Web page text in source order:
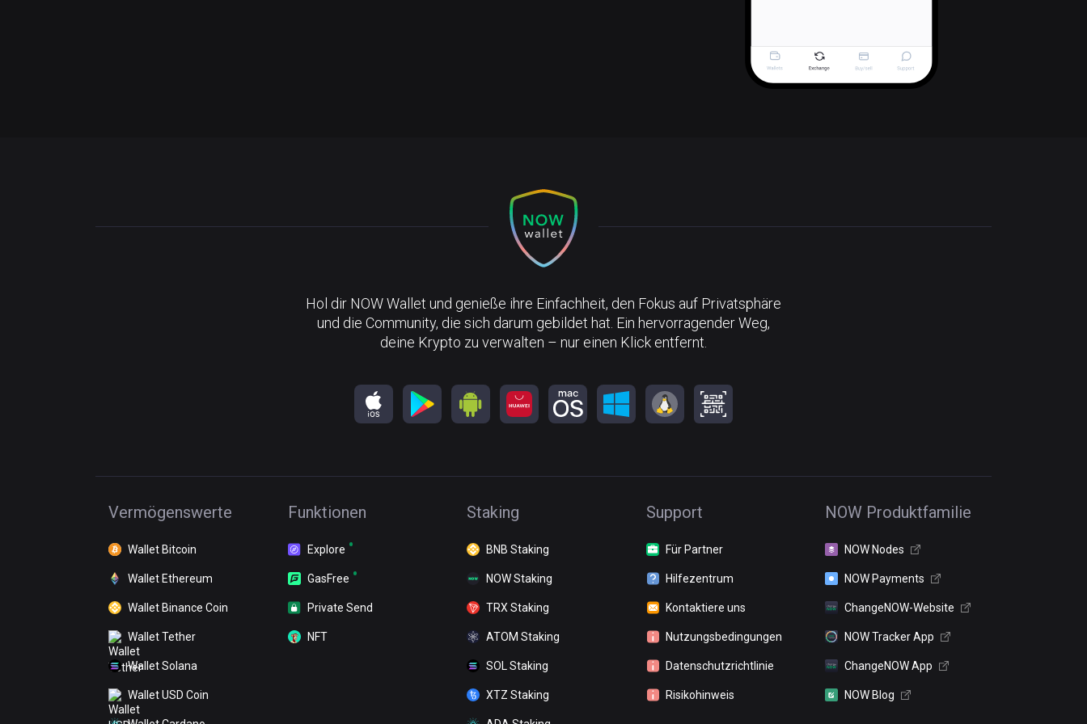
Hol dir NOW Wallet und genieße ihre Einfachheit, den Fokus auf Privatsphäre
und die Community, die sich darum gebildet hat. Ein hervorragender Weg,
deine Krypto zu verwalten – nur einen Klick entfernt.
Vermögenswerte
Wallet Bitcoin
Wallet Ethereum
Wallet Binance Coin
Wallet Tether
Wallet Solana
Wallet USD Coin
Funktionen
Explore
GasFree
Private Send
NFT
Staking
BNB Staking
NOW Staking
TRX Staking
ATOM Staking
SOL Staking
XTZ Staking
Support
Für Partner
Hilfezentrum
Kontaktiere uns
Nutzungsbedingungen
Datenschutzrichtlinie
Risikohinweis
NOW Produktfamilie
NOW Nodes
NOW Payments
ChangeNOW-Website
NOW Tracker App
ChangeNOW App
NOW Blog